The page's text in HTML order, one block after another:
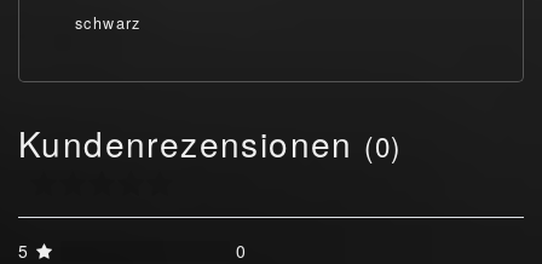
schwarz
Kundenrezensionen (0)
5
0